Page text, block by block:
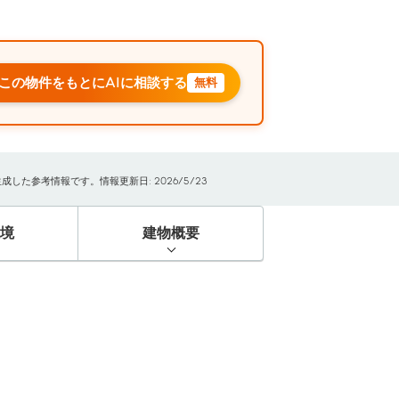
の物件をもとにAIに相談する 無料
成した参考情報です。情報更新日: 2026/5/23
建物概要